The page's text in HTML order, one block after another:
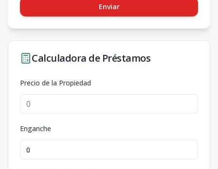
Enviar
Calculadora de Préstamos
Precio de la Propiedad
Enganche